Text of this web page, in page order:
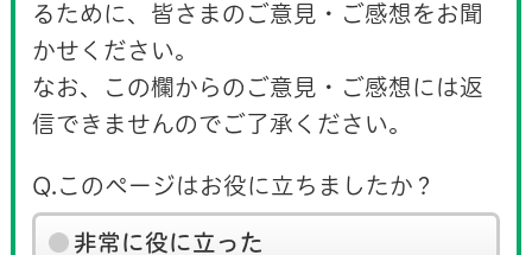
るために、皆さまのご意見・ご感想をお聞
かせください。
なお、この欄からのご意見・ご感想には返
信できませんのでご了承ください。
Q.このページはお役に立ちましたか？
非常に役に立った